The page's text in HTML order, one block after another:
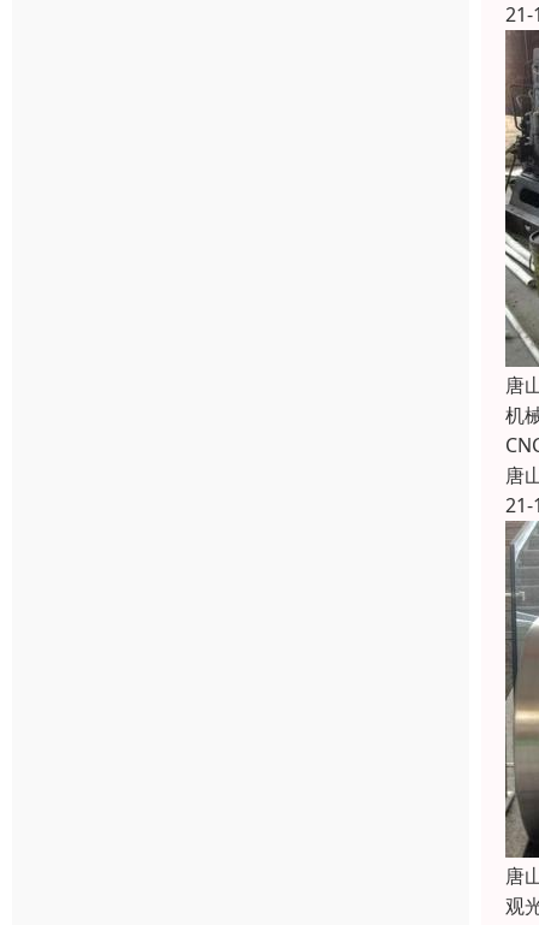
21-
唐
机
唐
21-
唐
观